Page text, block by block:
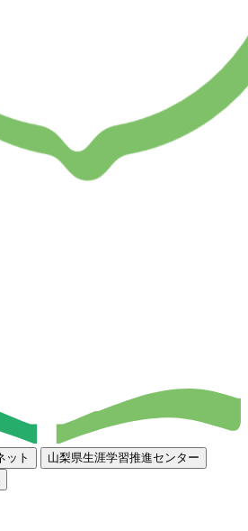
ット
山梨県生涯学習推進センター